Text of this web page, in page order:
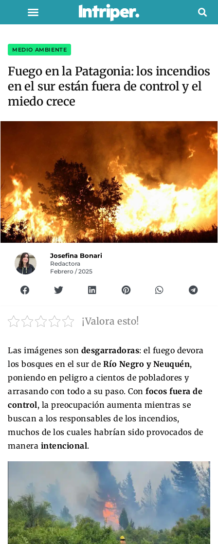
MEDIO AMBIENTE
Fuego en la Patagonia: los incendios
en el sur están fuera de control y el
miedo crece
Josefina Bonari
Redactora
Febrero / 2025
¡Valora esto!
Las imágenes son desgarradoras: el fuego devora
los bosques en el sur de Río Negro y Neuquén,
poniendo en peligro a cientos de pobladores y
arrasando con todo a su paso. Con focos fuera de
control, la preocupación aumenta mientras se
buscan a los responsables de los incendios,
muchos de los cuales habrían sido provocados de
manera intencional.